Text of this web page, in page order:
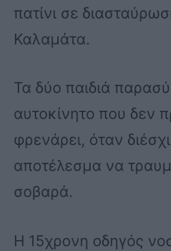
πατίνι σε
Καλαμάτα.
Τα δύο παιδιά
αυτοκίνητο που δεν
φρενάρει, όταν
αποτέλεσμα να
σοβαρά.
Η 15χρονη οδηγός